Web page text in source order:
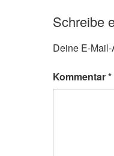
Schreibe
Deine E-
Kommentar*